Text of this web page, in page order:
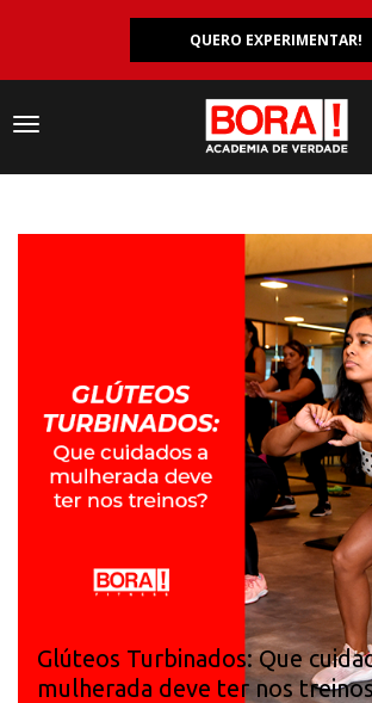
QUERO EXPERIMENTAR!
Navegação
Glúteos Turbinados: Que
mulherada deve ter nos